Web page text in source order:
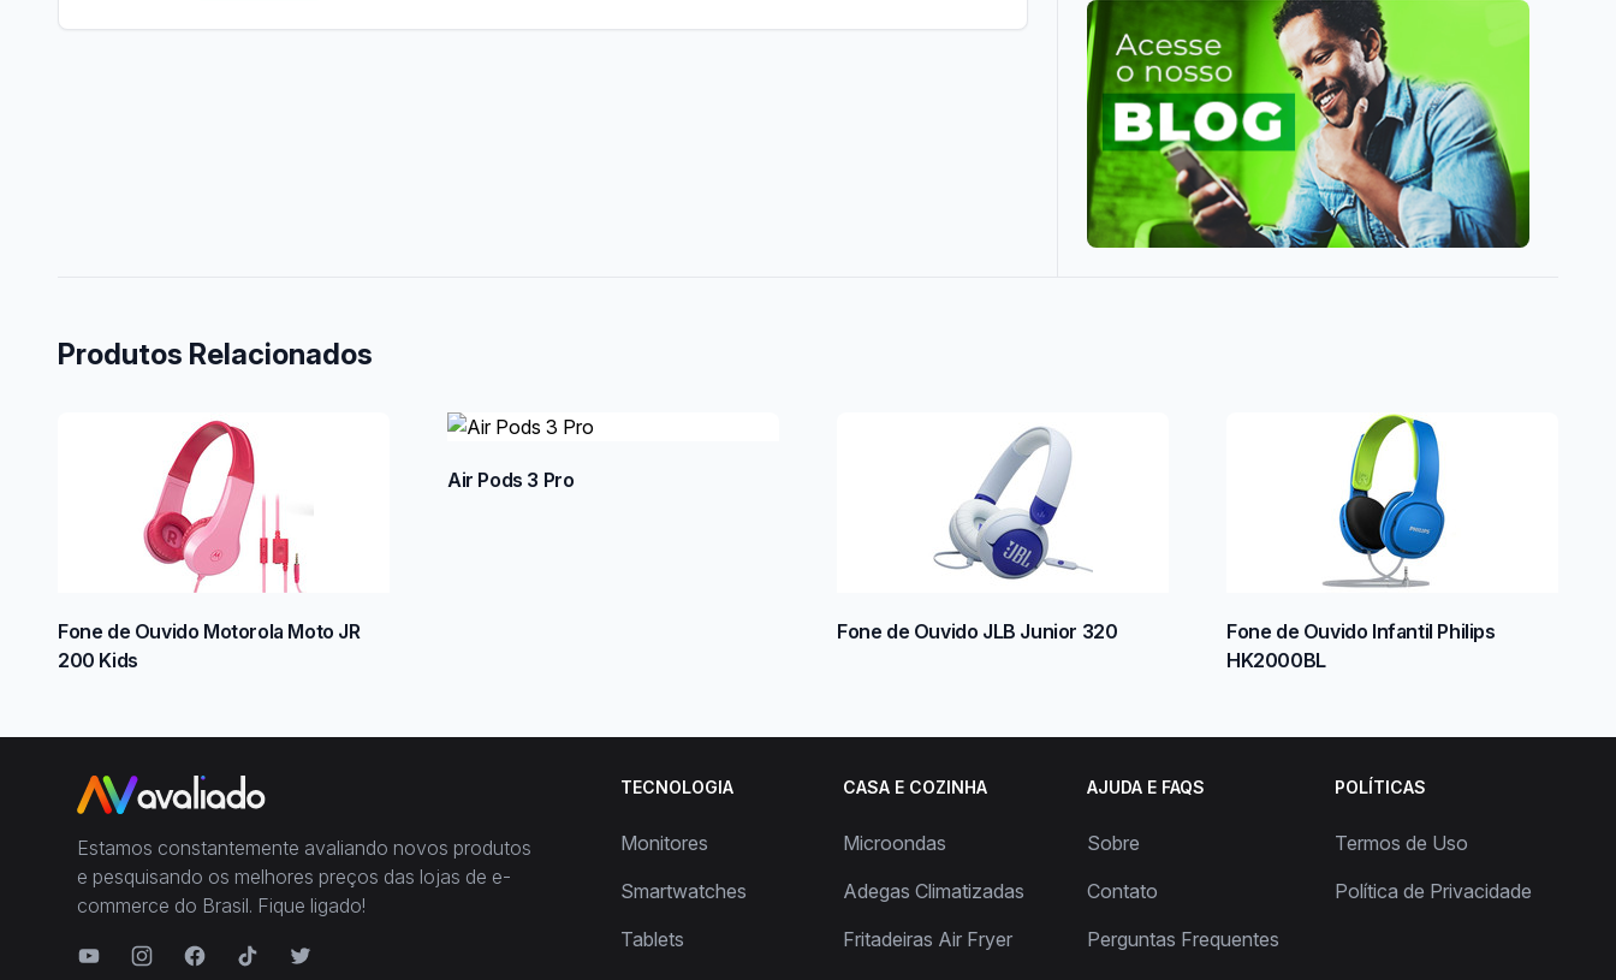
Produtos Relacionados
Fone de Ouvido Motorola Moto JR
200 Kids
Air Pods 3 Pro
Fone de Ouvido JLB Junior 320
Fone de Ouvido Infantil Philips
HK2000BL
Estamos constantemente avaliando novos produtos
e pesquisando os melhores preços das lojas de e-
commerce do Brasil. Fique ligado!
TECNOLOGIA
Monitores
Smartwatches
Tablets
CASA E COZINHA
Microondas
Adegas Climatizadas
Fritadeiras Air Fryer
AJUDA E FAQS
Sobre
Contato
Perguntas Frequentes
POLÍTICAS
Termos de Uso
Política de Privacidade